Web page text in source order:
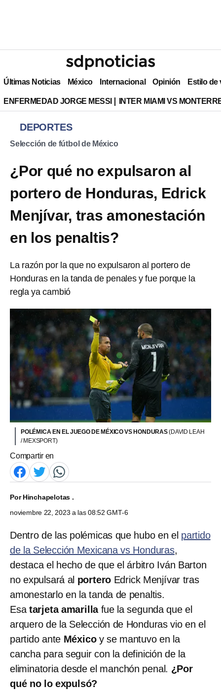
Últimas Noticias México Internacional Opinión Estilo de
ENFERMEDAD JORGE MESSI INTER MIAMI VS
DEPORTES
Selección de fútbol de México
¿Por qué no expulsaron al
portero de Honduras, Edrick
Menjívar, tras amonestación
en los penaltis?
La razón por la que no expulsaron al portero de
Honduras en la tanda de penales y fue porque la
regla ya cambió
POLÉMICA EN EL JUEGO DE MÉXICO VS HONDURAS(DAVID LEAH
/ MEXSPORT)
Compartir en
PorHinchapelotas .
noviembre 22, 2023 a las 08:52 GMT-6
Dentro de las polémicas que hubo en el partido
de la Selección Mexicana vs Honduras,
destaca el hecho de que el árbitro Iván Barton
no expulsará al portero Edrick Menjívar tras
amonestarlo en la tanda de penaltis.
Esa tarjeta amarilla fue la segunda que el
arquero de la Selección de Honduras vio en el
partido ante México y se mantuvo en la
cancha para seguir con la definición de la
eliminatoria desde el manchón penal. ¿Por
qué no lo expulsó?